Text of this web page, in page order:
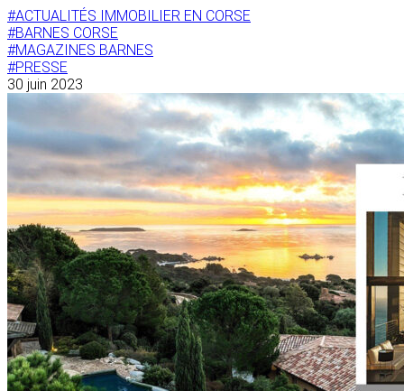
#ACTUALITÉS IMMOBILIER EN CORSE
#BARNES CORSE
#MAGAZINES BARNES
#PRESSE
30 juin 2023